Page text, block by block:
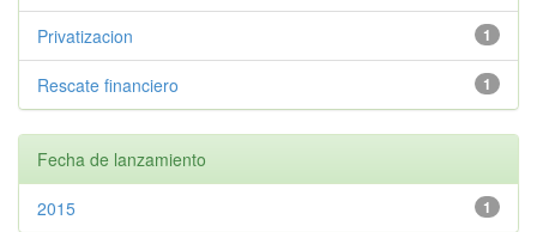
1
Privatizacion
1
Rescate financiero
Fecha de lanzamiento
1
2015